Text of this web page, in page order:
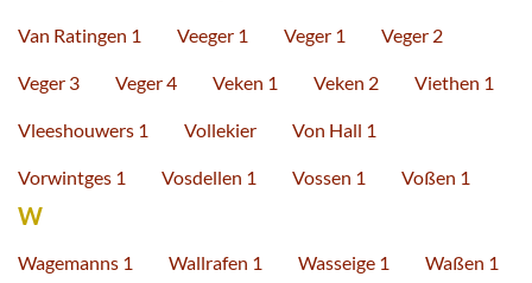
Van Ratingen 1 Veeger 1 Veger 1 Veger 2
Veger 3 Veger 4 Veken 1 Veken 2 Viethen 1
Vleeshouwers 1 Vollekier Von Hall 1
Vorwintges 1 Vosdellen 1 Vossen 1 Voßen 1
W
Wagemanns 1 Wallrafen 1 Wasseige 1 Waßen 1